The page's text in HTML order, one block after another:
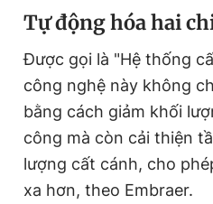
Tự động hóa hai
Được gọi là "Hệ thống
công nghệ này không
bằng cách giảm khối
công mà còn cải thiện
lượng cất cánh, cho
xa hơn, theo Embraer.